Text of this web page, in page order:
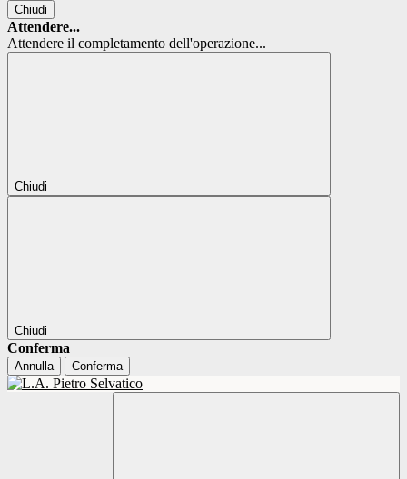
Chiudi
Attendere...
Attendere il completamento dell'operazione...
Chiudi
Chiudi
Conferma
Annulla Conferma